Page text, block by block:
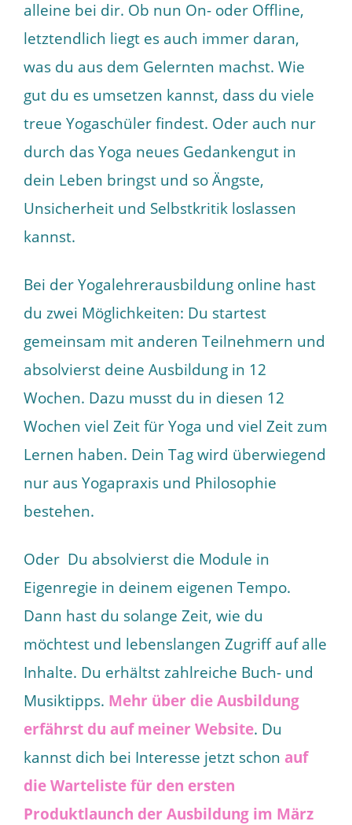
alleine bei dir. Ob nun On- oder Offline,
letztendlich liegt es auch immer daran,
was du aus dem Gelernten machst. Wie
gut du es umsetzen kannst, dass du viele
treue Yogaschüler findest. Oder auch nur
durch das Yoga neues Gedankengut in
dein Leben bringst und so Ängste,
Unsicherheit und Selbstkritik loslassen
kannst.
Bei der Yogalehrerausbildung online hast
du zwei Möglichkeiten: Du startest
gemeinsam mit anderen Teilnehmern und
absolvierst deine Ausbildung in 12
Wochen. Dazu musst du in diesen 12
Wochen viel Zeit für Yoga und viel Zeit zum
Lernen haben. Dein Tag wird überwiegend
nur aus Yogapraxis und Philosophie
bestehen.
Oder Du absolvierst die Module in
Eigenregie in deinem eigenen Tempo.
Dann hast du solange Zeit, wie du
möchtest und lebenslangen Zugriff auf alle
Inhalte. Du erhältst zahlreiche Buch- und
Musiktipps. Mehr über die Ausbildung
erfährst du auf meiner Website. Du
kannst dich bei Interesse jetzt schon auf
die Warteliste für den ersten
Produktlaunch der Ausbildung im März